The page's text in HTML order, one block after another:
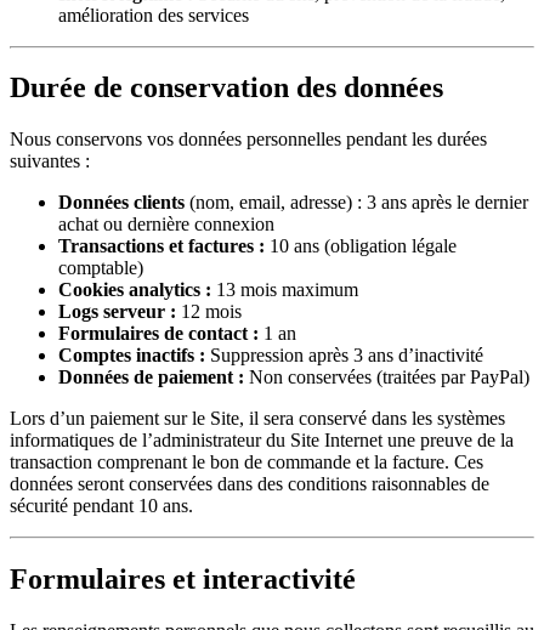
amélioration des services
Durée de conservation des données
Nous conservons vos données personnelles pendant les durées
suivantes :
Données clients (nom, email, adresse) : 3 ans après le dernier
achat ou dernière connexion
Transactions et factures : 10 ans (obligation légale
comptable)
Cookies analytics : 13 mois maximum
Logs serveur : 12 mois
Formulaires de contact : 1 an
Comptes inactifs : Suppression après 3 ans d’inactivité
Données de paiement : Non conservées (traitées par PayPal)
Lors d’un paiement sur le Site, il sera conservé dans les systèmes
informatiques de l’administrateur du Site Internet une preuve de la
transaction comprenant le bon de commande et la facture. Ces
données seront conservées dans des conditions raisonnables de
sécurité pendant 10 ans.
Formulaires et interactivité